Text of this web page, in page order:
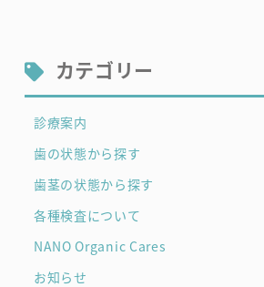
カテゴリー
診療案内
歯の状態から探す
歯茎の状態から探す
各種検査について
NANO Organic Cares
お知らせ